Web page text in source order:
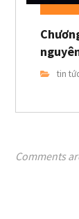
tin
Comments